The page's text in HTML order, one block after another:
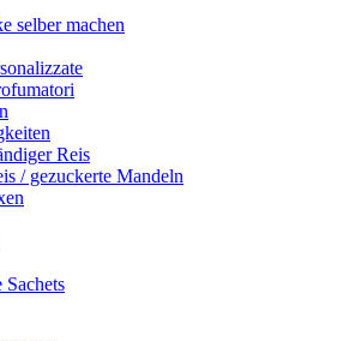
selber machen
Reis
/ gezuckerte Mandeln
Sachets